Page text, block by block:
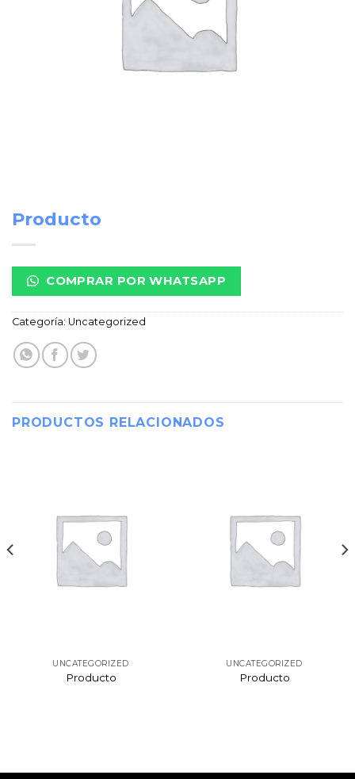
Producto
COMPRAR POR WHATSAPP
Categoría: Uncategorized
PRODUCTOS RELACIONADOS
UNCATEGORIZED
Producto
UNCATEGORIZED
Producto